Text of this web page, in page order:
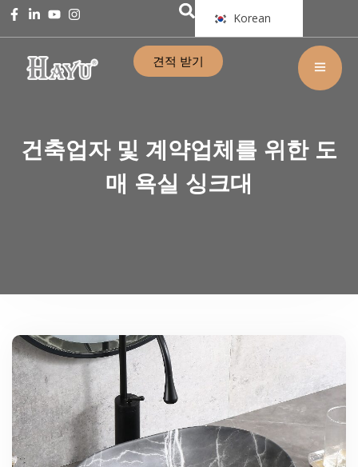
Korean
견적 받기
건축업자 및 계약업체를 위한 도
매 욕실 싱크대